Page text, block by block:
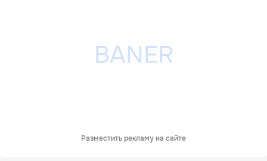
Разместить рекламу на сайте